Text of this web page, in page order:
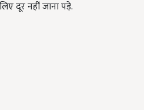
दूर नहीं जाना पड़े.